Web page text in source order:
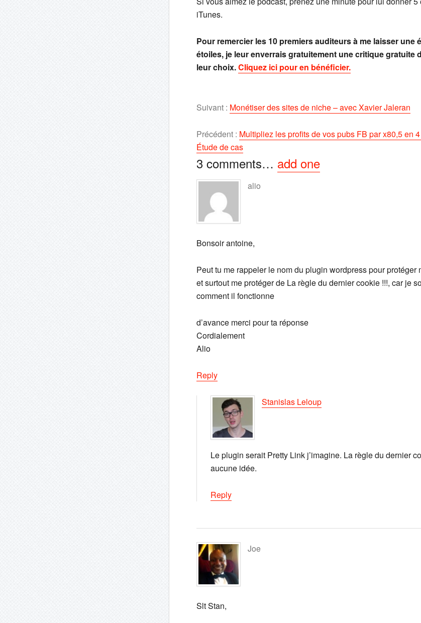
iTunes.
Pour remercier les 10 premiers auditeurs à me laisser une
étoiles, je leur enverrais gratuitement une critique gratuite
leur choix.Cliquez ici pour en bénéficier.
Suivant : Monétiser des sites de niche – avec Xavier Jaleran
Précédent : Multipliez les profits de vos pubs FB par x80,5 en
Étude de cas
3 comments… add one
alio
Bonsoir antoine,
Peut tu me rappeler le nom du plugin wordpress pour protéger
et surtout me protéger de La règle du dernier cookie !!!, car je
comment il fonctionne
d’avance merci pour ta réponse
Cordialement
Alio
Reply
Stanislas Leloup
Le plugin serait Pretty Link j’imagine. La règle du dernier
aucune idée.
Reply
Joe
Slt Stan,